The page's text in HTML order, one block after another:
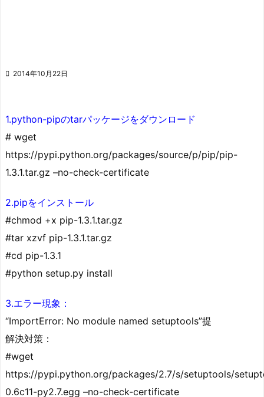
 2014年10月22日
1.python-pipのtarパッケージをダウンロード
# wget
https://pypi.python.org/packages/source/p/pip/pip-
1.3.1.tar.gz –no-check-certificate
2.pipをインストール
#chmod +x pip-1.3.1.tar.gz
#tar xzvf pip-1.3.1.tar.gz
#cd pip-1.3.1
#python setup.py install
3.エラー現象：
“ImportError: No module named setuptools”提
解決対策：
#wget
https://pypi.python.org/packages/2.7/s/setuptools/
0.6c11-py2.7.egg –no-check-certificate